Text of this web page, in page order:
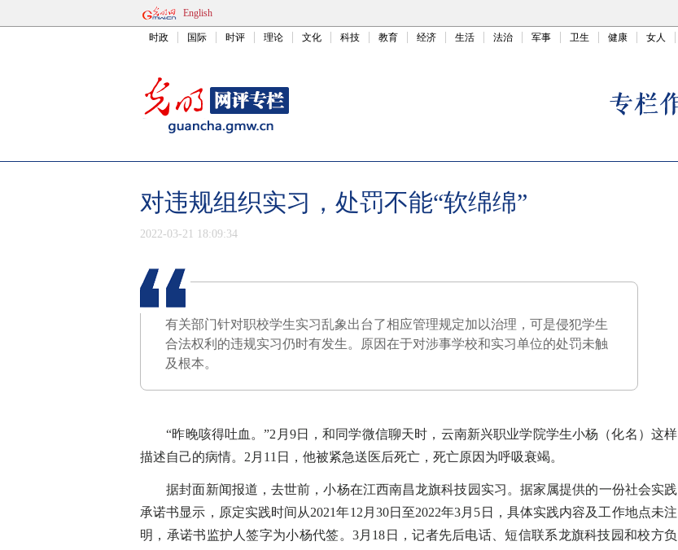
English
时政 国际 时评 理论 文化 科技 教育 经济 生活 法治 军事 卫生 健康 女人
对违规组织实习，处罚不能“软绵绵”
2022-03-21 18:09:34
有关部门针对职校学生实习乱象出台了相应管理规定加以治理，可是侵犯学生
合法权利的违规实习仍时有发生。原因在于对涉事学校和实习单位的处罚未触
及根本。
“昨晚咳得吐血。”2月9日，和同学微信聊天时，云南新兴职业学院学生小杨（化名）这样
描述自己的病情。2月11日，他被紧急送医后死亡，死亡原因为呼吸衰竭。
据封面新闻报道，去世前，小杨在江西南昌龙旗科技园实习。据家属提供的一份社会实践
承诺书显示，原定实践时间从2021年12月30日至2022年3月5日，具体实践内容及工作地点未注
明，承诺书监护人签字为小杨代签。3月18日，记者先后电话、短信联系龙旗科技园和校方负